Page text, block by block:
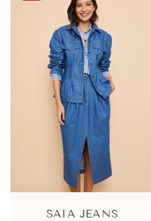
SAIA JEANS